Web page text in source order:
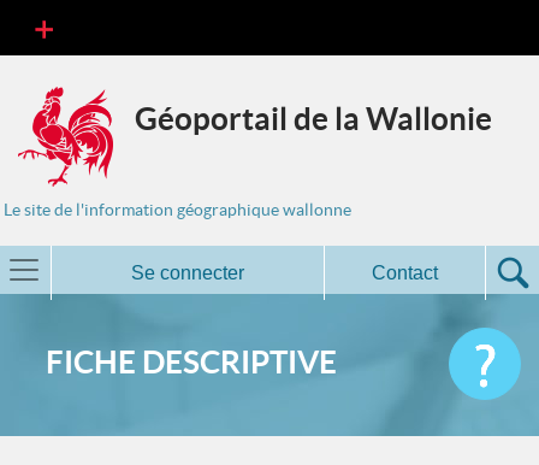
Géoportail de la Wallonie
Le site de l'information géographique wallonne
Se connecter Contact
FICHE DESCRIPTIVE